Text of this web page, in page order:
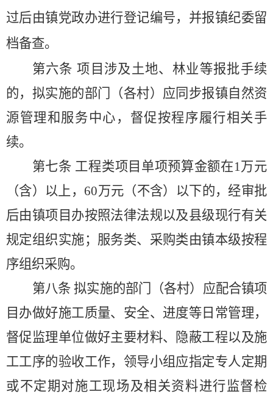
过后由镇党政办进行登记编号，并报镇纪委留
档备查。
第六条 项目涉及土地、林业等报批手续
的，拟实施的部门（各村）应同步报镇自然资
源管理和服务中心，督促按程序履行相关手
续。
第七条 工程类项目单项预算金额在1 万元
（含）以上， 60万元（不含）以下的，经审批
后由镇项目办按照法律法规以及县级现行有关
规定组织实施；服务类、采购类由镇本级按程
序组织采购。
第八条 拟实施的部门（各村）应配合镇项
目办做好施工质量、安全、进度等日常管理，
督促监理单位做好主要材料、隐蔽工程以及施
工工序的验收工作，领导小组应指定专人定期
或不定期对施工现场及相关资料进行监督检